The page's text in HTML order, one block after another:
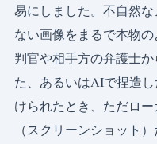
易にしました。不自然
ない画像をまるで本物
判官や相手方の弁護士
た、あるいはAIで捏造
けられたとき、ただロ
（スクリーンショット